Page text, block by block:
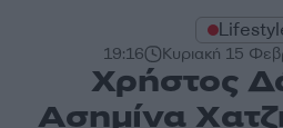
19:16 Κυριακή 15
Χρήστος
Ασημίνα